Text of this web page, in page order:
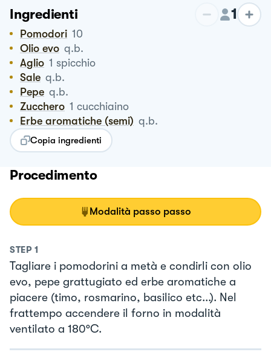
Ingredienti 1
Pomodori 10
Olio evo q.b.
Aglio 1 spicchio
Sale q.b.
Pepe q.b.
Zucchero 1 cucchiaino
Erbe aromatiche (semi) q.b.
Copia ingredienti
Procedimento
Modalità passo passo
STEP 1
Tagliare i pomodorini a metà e condirli con olio
evo, pepe grattugiato ed erbe aromatiche a
piacere (timo, rosmarino, basilico etc...). Nel
frattempo accendere il forno in modalità
ventilato a 180°C.